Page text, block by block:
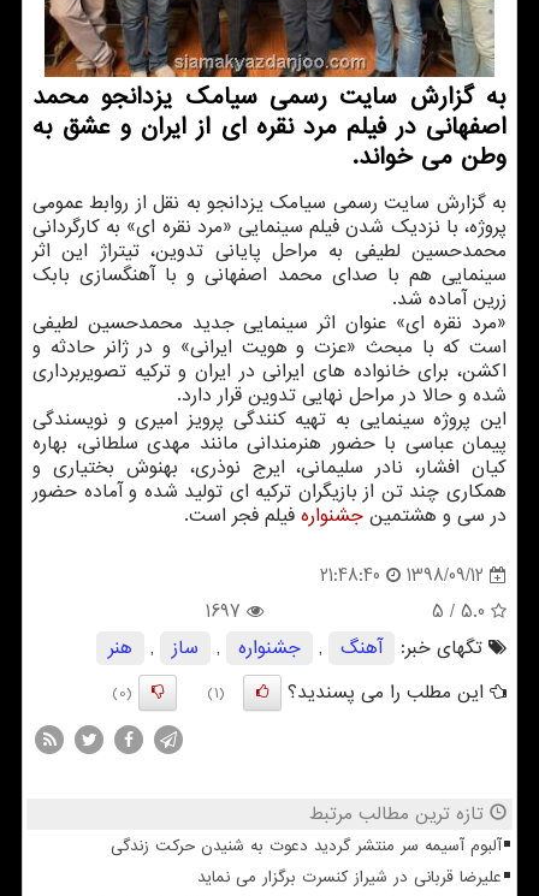
به گزارش سایت رسمی سیامك یزدانجو محمد
اصفهانی در فیلم مرد نقره ای از ایران و عشق به
وطن می خواند.
به گزارش سایت رسمی سیامك یزدانجو به نقل از روابط عمومی
پروژه، با نزدیك شدن فیلم سینمایی «مرد نقره ای» به كارگردانی
محمدحسین لطیفی به مراحل پایانی تدوین، تیتراژ این اثر
سینمایی هم با صدای محمد اصفهانی و با آهنگسازی بابك
زرین آماده شد.
«مرد نقره ای» عنوان اثر سینمایی جدید محمدحسین لطیفی
است كه با مبحث «عزت و هویت ایرانی» و در ژانر حادثه و
اكشن، برای خانواده های ایرانی در ایران و تركیه تصویربرداری
شده و حالا در مراحل نهایی تدوین قرار دارد.
این پروژه سینمایی به تهیه كنندگی پرویز امیری و نویسندگی
پیمان عباسی با حضور هنرمندانی مانند مهدی سلطانی، بهاره
كیان افشار، نادر سلیمانی، ایرج نوذری، بهنوش بختیاری و
همكاری چند تن از بازیگران تركیه ای تولید شده و آماده حضور
در سی و هشتمین جشنواره فیلم فجر است.
1398/09/12
21:48:40
5.0
/ 5
1697
تگهای خبر:
آهنگ , جشنواره , ساز ,
هنر
این مطلب را می پسندید؟
(1)
(0)
تازه ترین مطالب مرتبط
آلبوم آسیمه سر منتشر گردید دعوت به شنیدن حرکت زندگی
علیرضا قربانی در شیراز کنسرت برگزار می نماید